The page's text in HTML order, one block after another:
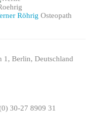
Röhrig Osteopath
1, Berlin, Deutschland
30-27 8909 31